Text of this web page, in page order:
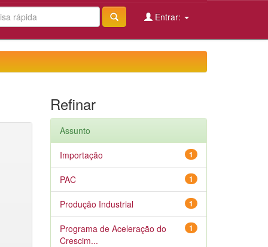
Entrar:
Refinar
Assunto
1
Importação
1
PAC
1
Produção Industrial
1
Programa de Aceleração do
Crescim...